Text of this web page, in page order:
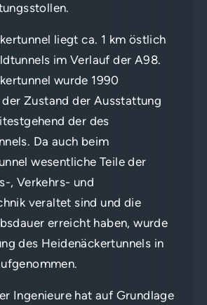
liegt ca. 1 km östlich
im Verlauf der A98.
wurde 1990
Zustand der Ausstattung
der des
Da auch beim
wesentliche Teile der
, Verkehrs- und
veraltet sind und die
erreicht haben, wurde
des Heidenäckertunnels in
Ingenieure hat auf Grundlage